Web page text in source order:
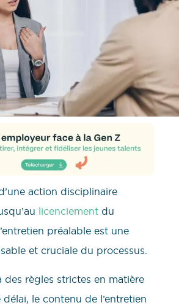
action disciplinaire
licenciement du
préalable est une
et cruciale du processus.
des règles strictes en matière
le contenu de l’entretien